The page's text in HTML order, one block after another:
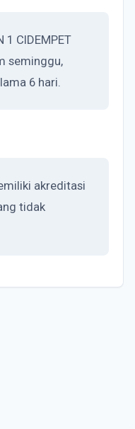
1 CIDEMPET
seminggu,
6 hari.
akreditasi
tidak